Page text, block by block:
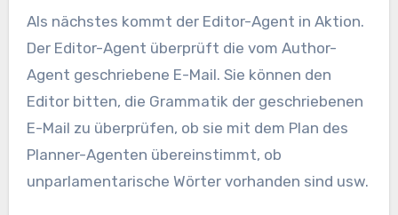
Als nächstes kommt der Editor-Agent in Aktion.
Der Editor-Agent überprüft die vom Author-
Agent geschriebene E-Mail. Sie können den
Editor bitten, die Grammatik der geschriebenen
E-Mail zu überprüfen, ob sie mit dem Plan des
Planner-Agenten übereinstimmt, ob
unparlamentarische Wörter vorhanden sind usw.